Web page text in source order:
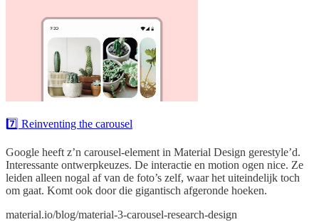
7️⃣ Reinventing the carousel
Google heeft z’n carousel-element in Material Design gerestyle’d.
Interessante ontwerpkeuzes. De interactie en motion ogen nice. Ze
leiden alleen nogal af van de foto’s zelf, waar het uiteindelijk toch
om gaat. Komt ook door die gigantisch afgeronde hoeken.
material.io/blog/material-3-carousel-research-design